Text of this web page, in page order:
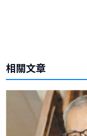
相關文章